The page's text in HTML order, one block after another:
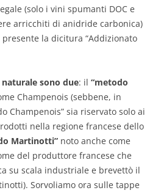
(solo i vini spumanti DOC e
arricchiti di anidride carbonica)
la dicitura “Addizionato
sono due: il “metodo
Champenois (sebbene, in
Champenois” sia riservato solo ai
nella regione francese dello
Martinotti” noto anche come
del produttore francese che
su scala industriale e brevettò il
Sorvoliamo ora sulle tappe